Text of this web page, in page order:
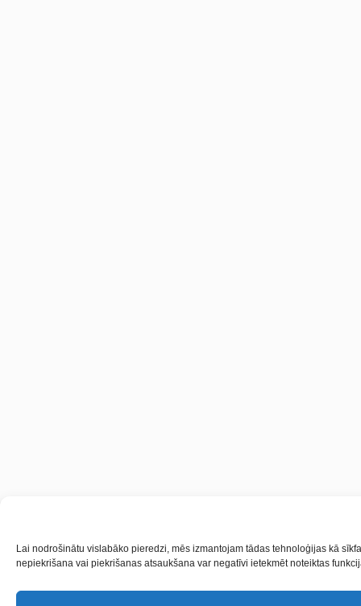
Lai nodrošinātu vislabāko pieredzi, mēs izmantojam tādas tehnoloģijas kā
nepiekrišana vai piekrišanas atsaukšana var negatīvi ietekmēt noteiktas